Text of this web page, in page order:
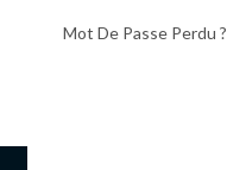
Mot De Passe Perdu ?